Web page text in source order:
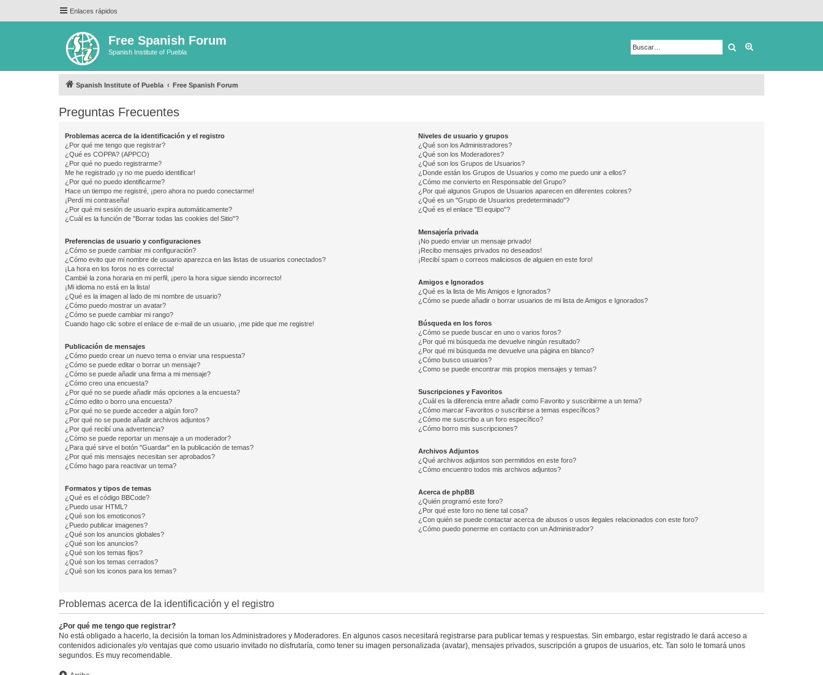
Enlaces rápidos
Free Spanish Forum
Spanish Institute of Puebla Buscar
Spanish Institute of Puebla Free Spanish Forum
Preguntas Frecuentes
Problemas acerca de la identificación y el registro
¿Por qué me tengo que registrar?
¿Qué es COPPA? (APPCO)
¿Por qué no puedo registrarme?
Me he registrado ¡y no me puedo identificar!
¿Por qué no puedo identificarme?
Hace un tiempo me registré, ¡pero ahora no puedo conectarme!
¡Perdí mi contraseña!
¿Por qué mi sesión de usuario expira automáticamente?
¿Cuál es la función de "Borrar todas las cookies del Sitio"?
Preferencias de usuario y configuraciones
¿Cómo se puede cambiar mi configuración?
¿Cómo evito que mi nombre de usuario aparezca en las listas de usuarios conectados?
¡La hora en los foros no es correcta!
Cambié la zona horaria en mi perfil, ¡pero la hora sigue siendo incorrecto!
¡Mi idioma no está en la lista!
¿Qué es la imagen al lado de mi nombre de usuario?
¿Cómo puedo mostrar un avatar?
¿Cómo se puede cambiar mi rango?
Cuando hago clic sobre el enlace de e-mail de un usuario, ¡me pide que me registre!
Publicación de mensajes
¿Cómo puedo crear un nuevo tema o enviar una respuesta?
¿Cómo se puede editar o borrar un mensaje?
¿Cómo se puede añadir una firma a mi mensaje?
¿Cómo creo una encuesta?
¿Por qué no se puede añadir más opciones a la encuesta?
¿Cómo edito o borro una encuesta?
¿Por qué no se puede acceder a algún foro?
¿Por qué no se puede añadir archivos adjuntos?
¿Por qué recibí una advertencia?
¿Cómo se puede reportar un mensaje a un moderador?
¿Para qué sirve el botón "Guardar" en la publicación de temas?
¿Por qué mis mensajes necesitan ser aprobados?
¿Cómo hago para reactivar un tema?
Formatos y tipos de temas
¿Qué es el código BBCode?
¿Puedo usar HTML?
¿Qué son los emoticonos?
¿Puedo publicar imagenes?
¿Qué son los anuncios globales?
¿Qué son los anuncios?
¿Qué son los temas fijos?
¿Qué son los temas cerrados?
¿Qué son los iconos para los temas?
Niveles de usuario y grupos
¿Qué son los Administradores?
¿Qué son los Moderadores?
¿Qué son los Grupos de Usuarios?
¿Donde están los Grupos de Usuarios y como me puedo unir a ellos?
¿Cómo me convierto en Responsable del Grupo?
¿Por qué algunos Grupos de Usuarios aparecen en diferentes colores?
¿Qué es un "Grupo de Usuarios predeterminado"?
¿Qué es el enlace "El equipo"?
Mensajería privada
¡No puedo enviar un mensaje privado!
¡Recibo mensajes privados no deseados!
¡Recibí spam o correos maliciosos de alguien en este foro!
Amigos e Ignorados
¿Qué es la lista de Mis Amigos e Ignorados?
¿Cómo se puede añadir o borrar usuarios de mi lista de Amigos e Ignorados?
Búsqueda en los foros
¿Cómo se puede buscar en uno o varios foros?
¿Por qué mi búsqueda me devuelve ningún resultado?
¿Por qué mi búsqueda me devuelve una página en blanco?
¿Cómo busco usuarios?
¿Como se puede encontrar mis propios mensajes y temas?
Suscripciones y Favoritos
¿Cuál es la diferencia entre añadir como Favorito y suscribirme a un tema?
¿Cómo marcar Favoritos o suscribirse a temas específicos?
¿Cómo me suscribo a un foro específico?
¿Cómo borro mis suscripciones?
Archivos Adjuntos
¿Qué archivos adjuntos son permitidos en este foro?
¿Cómo encuentro todos mis archivos adjuntos?
Acerca de phpBB
¿Quién programó este foro?
¿Por qué este foro no tiene tal cosa?
¿Con quién se puede contactar acerca de abusos o usos ilegales relacionados con este foro?
¿Cómo puedo ponerme en contacto con un Administrador?
Problemas acerca de la identificación y el registro
¿Por qué me tengo que registrar?
No está obligado a hacerlo, la decisión la toman los Administradores y Moderadores. En algunos casos necesitará registrarse para publicar temas y respuestas. Sin embargo, estar registrado le dará acceso a
contenidos adicionales y/o ventajas que como usuario invitado no disfrutaría, como tener su imagen personalizada (avatar), mensajes privados, suscripción a grupos de usuarios, etc. Tan solo le tomará unos
segundos. Es muy recomendable.